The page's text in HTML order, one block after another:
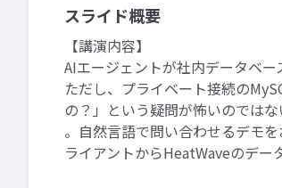
スライド概要
【講演内容】
AIエージェントが社内データベー
ただし、プライベート接続の
の？」という疑問が怖いのでは
。自然言語で問い合わせるデモ
ライアントからHeatWaveのデー